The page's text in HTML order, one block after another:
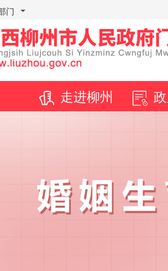
门
走进柳州